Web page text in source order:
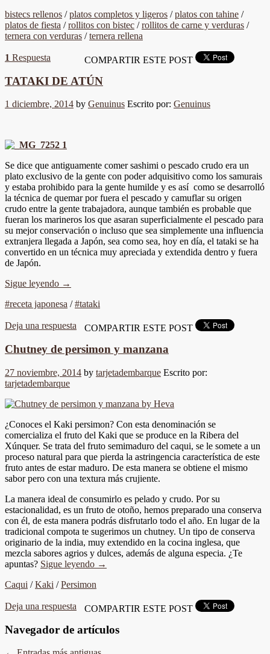
bistecs rellenos /platos completos y ligeros /platos con tahine /
platos de fiesta /rollitos con bistec /rollitos de carne y verduras /
ternera con verduras /ternera rellena
1 Respuesta COMPARTIR ESTE POST
TATAKI DE ATÚN
1 diciembre, 2014 by Genuinus Escrito por: Genuinus
Se dice que antiguamente comer sashimi o pescado crudo era un
plato exclusivo de la gente con poder adquisitivo como los samurais
y estaba prohibido para la gente humilde y es así como se desarrolló
la técnica de quemar por fuera el pescado y camuflar su origen
crudo entre la gente trabajadora, aunque también es probable que
fueran los marineros los que asaran superficialmente el pescado para
su mejor conservación o incluso que sea simplemente una influencia
extranjera llegada a Japón, sea como sea, hoy en día, el tataki se ha
convertido en un técnica muy apreciada y extendida dentro y fuera
de Japón.
Sigue leyendo →
#receta japonesa /#tataki
Deja una respuesta COMPARTIR ESTE POST
Chutney de persimon y manzana
27 noviembre, 2014 by tarjetadembarque Escrito por:
tarjetadembarque
¿Conoces el Kaki persimon? Con esta denominación se
comercializa el fruto del Kaki que se produce en la Ribera del
Xúnquer. Se trata del fruto semimaduro del caqui, se le somete a un
proceso natural para que pierda la astringencia característica de este
fruto antes de estar maduro. De esta manera se obtiene el mismo
sabor pero con una textura más crujiente.
La manera ideal de consumirlo es pelado y crudo. Por su
estacionalidad, es un fruto de otoño, hemos preparado una conserva
con él, de esta manera podrás disfrutarlo todo el año. En lugar de la
tradicional compota te sugerimos un chutney. Un tipo de conserva
originario de la india, muy extendido en la cocina inglesa, que
mezcla sabores agrios y dulces, además de alguna especia. ¿Te
apuntas? Sigue leyendo →
Caqui /Kaki /Persimon
Deja una respuesta COMPARTIR ESTE POST
Navegador de artículos